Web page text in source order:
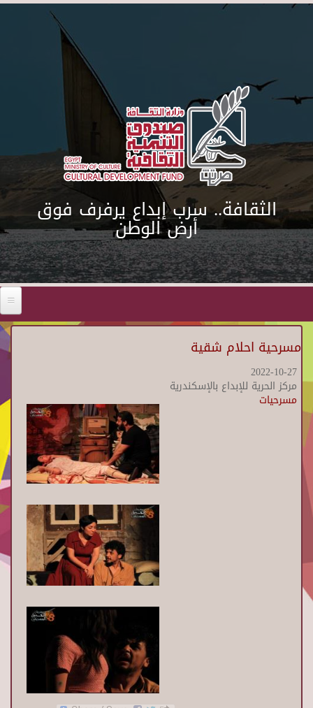
Skip to main content
الثقافة.. سرب إبداع يرفرف فوق
أرض الوطن
مسرحية احلام شقية
2022-10-27
مركز الحرية للإبداع بالإسكندرية
مسرحيات